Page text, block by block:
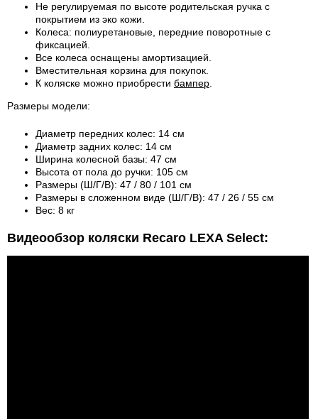
Не регулируемая по высоте родительская ручка с
покрытием из эко кожи.
Колеса: полиуретановые, передние поворотные с
фиксацией.
Все колеса оснащены амортизацией.
Вместительная корзина для покупок.
К коляске можно приобрести бампер
Размеры модели:
Диаметр передних колес: 14 см
Диаметр задних колес: 14 см
Ширина колесной базы: 47 см
Высота от пола до ручки: 105 см
Размеры (Ш/Г/В): 47 / 80 / 101 см
Размеры в сложенном виде (Ш/Г/В): 47 / 26 / 55 см
Вес: 8 кг
Видеообзор коляски Recaro LEXA Select: